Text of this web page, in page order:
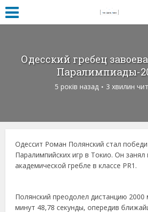
Одесский гребец
Паралимпиады-
5 років назад 3 хвилин
Одессит Роман Полянский стал
Паралимпийских игр в Токио. Он
академической гребле в классе PR1.
Полянский преодолел дистанцию 2000
минут 48,78 секунды, опередив